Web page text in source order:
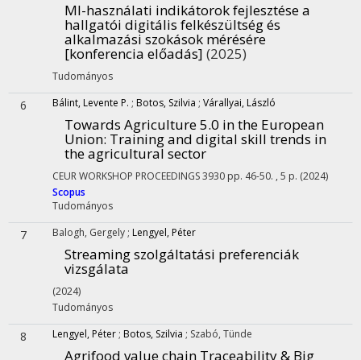
MI-használati indikátorok fejlesztése a
hallgatói digitális felkészültség és
alkalmazási szokások mérésére
[konferencia előadás] (2025)
Tudományos
6 Bálint, Levente P. ; Botos, Szilvia ; Várallyai, László
Towards Agriculture 5.0 in the European
Union: Training and digital skill trends in
the agricultural sector
CEUR WORKSHOP PROCEEDINGS3930 pp. 46-50. , 5 p. (2024)
Scopus
Tudományos
7 Balogh, Gergely ; Lengyel, Péter
Streaming szolgáltatási preferenciák
vizsgálata
(2024)
Tudományos
8 Lengyel, Péter ; Botos, Szilvia ; Szabó, Tünde
Agrifood value chain Traceability & Big